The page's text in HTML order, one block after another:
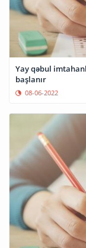
Yay qəbul
başlanır
08-06-2022